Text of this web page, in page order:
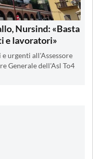
Nursind: «Basta
e lavoratori»
urgenti all'Assessore
Generale dell'Asl To4